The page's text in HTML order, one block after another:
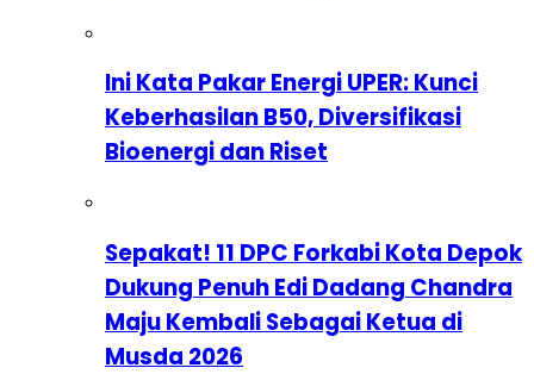
Ini Kata Pakar Energi UPER: Kunci
Keberhasilan B50, Diversifikasi
Bioenergi dan Riset
Sepakat! 11 DPC Forkabi Kota Depok
Dukung Penuh Edi Dadang Chandra
Maju Kembali Sebagai Ketua di
Musda 2026